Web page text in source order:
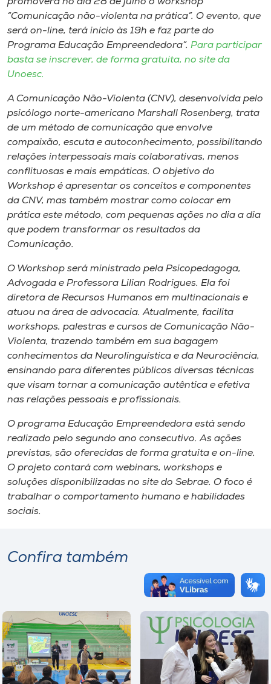
A+
A-
“Comunicação não-violenta na prática”. O evento, que
será on-line, terá início às 19h e faz parte do
Programa Educação Empreendedora”. Para participar
basta se inscrever, de forma gratuita, no site da
Unoesc.
A Comunicação Não-Violenta (CNV), desenvolvida pelo
psicólogo norte-americano Marshall Rosenberg, trata
de um método de comunicação que envolve
compaixão, escuta e autoconhecimento, possibilitando
relações interpessoais mais colaborativas, menos
conflituosas e mais empáticas. O objetivo do
Workshop é apresentar os conceitos e componentes
da CNV, mas também mostrar como colocar em
prática este método, com pequenas ações no dia a dia
que podem transformar os resultados da
Comunicação.
O Workshop será ministrado pela Psicopedagoga,
Advogada e Professora Lilian Rodrigues. Ela foi
diretora de Recursos Humanos em multinacionais e
atuou na área de advocacia. Atualmente, facilita
workshops, palestras e cursos de Comunicação Não-
Violenta, trazendo também em sua bagagem
conhecimentos da Neurolinguística e da Neurociência,
ensinando para diferentes públicos diversas técnicas
que visam tornar a comunicação autêntica e efetiva
nas relações pessoais e profissionais.
O programa Educação Empreendedora está sendo
realizado pelo segundo ano consecutivo. As ações
previstas, são oferecidas de forma gratuita e on-line.
O projeto contará com webinars, workshops e
soluções disponibilizadas no site do Sebrae. O foco é
trabalhar o comportamento humano e habilidades
sociais.
Confira também